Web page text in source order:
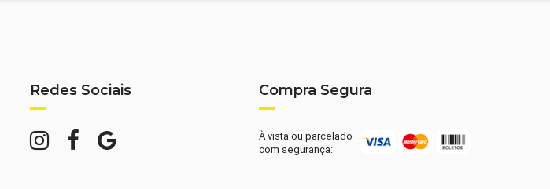
Redes Sociais Compra Segura
À vista ou parcelado
com segurança: